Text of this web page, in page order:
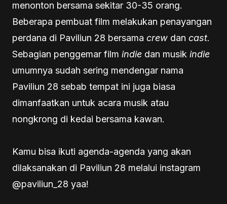
menonton bersama sekitar 30-35 orang.
Beberapa pembuat film melakukan penayangan
perdana di Paviliun 28 bersama crew dan cast.
Sebagian penggemar film indie dan musik indie
umumnya sudah sering mendengar nama
Paviliun 28 sebab tempat ini juga biasa
dimanfaatkan untuk acara musik atau
nongkrong di kedai bersama kawan.
Kamu bisa ikuti agenda-agenda yang akan
dilaksanakan di Paviliun 28 melalui instagram
@paviliun_28 yaa!